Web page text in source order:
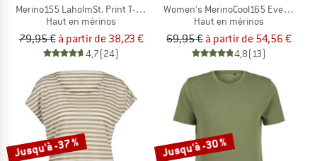
Merino155 LaholmSt. Print T-Shirt Lines
Haut en mérinos
79,95 € à partir de 38,23 €
4,7(24)
Women's MerinoCool165
Haut en mérinos
69,95 € à partir de 54,56 €
4,8(13)
Jusqu'à -37 % Jusqu'à -30 %